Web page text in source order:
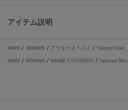
アイテム説明
HOME / WOMENS / アウター / ベスト / Tailored Gilet
HOME / WOMENS / BRAND / STUDIOUS / Tailored Gilet